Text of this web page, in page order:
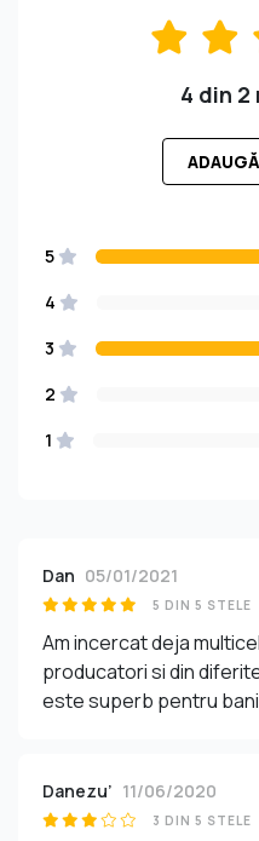
4 din 2
5
4
3
2
1
Dan 05/01/2021
5 DIN 5 STELE
Am incercat deja
producatori si din
este superb pentru
Danezu’ 11/06/2020
3 DIN 5 STELE